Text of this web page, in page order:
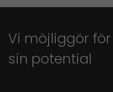
Vi möjliggör
sin potential